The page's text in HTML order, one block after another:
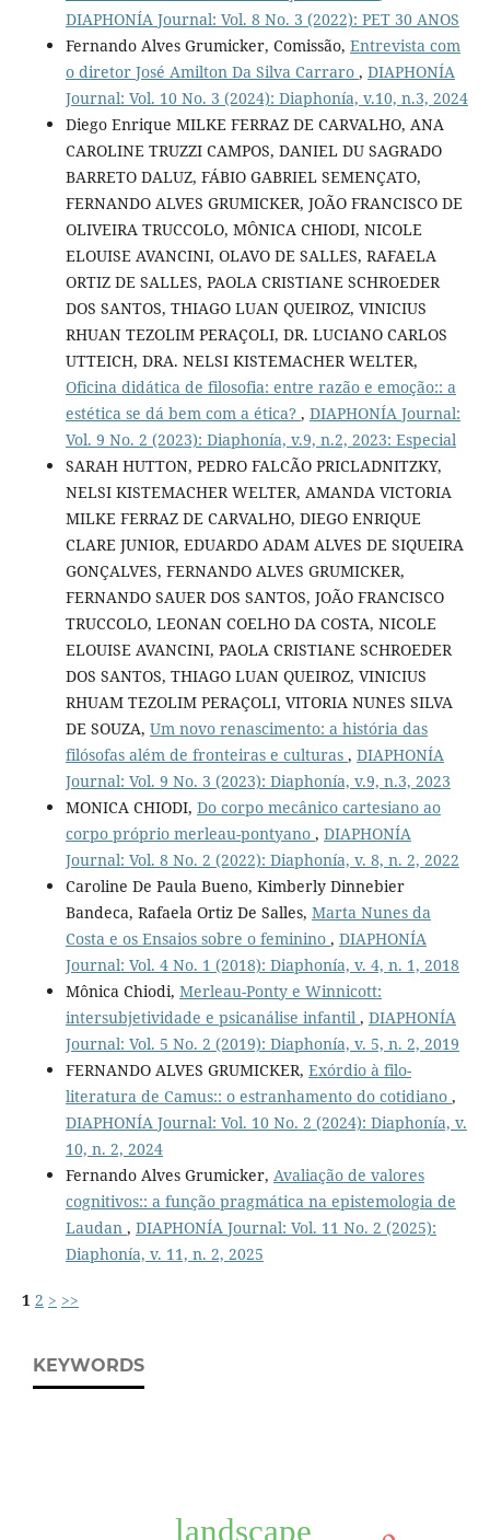
DIAPHONÍA Journal: Vol. 8 No. 3 (2022): PET 30 ANOS
Fernando Alves Grumicker, Comissão, Entrevista com
o diretor José Amilton Da Silva Carraro , DIAPHONÍA
Journal: Vol. 10 No. 3 (2024): Diaphonía, v.10, n.3, 2024
Diego Enrique MILKE FERRAZ DE CARVALHO, ANA
CAROLINE TRUZZI CAMPOS, DANIEL DU SAGRADO
BARRETO DALUZ, FÁBIO GABRIEL SEMENÇATO,
FERNANDO ALVES GRUMICKER, JOÃO FRANCISCO DE
OLIVEIRA TRUCCOLO, MÔNICA CHIODI, NICOLE
ELOUISE AVANCINI, OLAVO DE SALLES, RAFAELA
ORTIZ DE SALLES, PAOLA CRISTIANE SCHROEDER
DOS SANTOS, THIAGO LUAN QUEIROZ, VINICIUS
RHUAN TEZOLIM PERAÇOLI, DR. LUCIANO CARLOS
UTTEICH, DRA. NELSI KISTEMACHER WELTER,
Oficina didática de filosofia: entre razão e emoção:: a
estética se dá bem com a ética? , DIAPHONÍA Journal:
Vol. 9 No. 2 (2023): Diaphonía, v.9, n.2, 2023: Especial
SARAH HUTTON, PEDRO FALCÃO PRICLADNITZKY,
NELSI KISTEMACHER WELTER, AMANDA VICTORIA
MILKE FERRAZ DE CARVALHO, DIEGO ENRIQUE
CLARE JUNIOR, EDUARDO ADAM ALVES DE SIQUEIRA
GONÇALVES, FERNANDO ALVES GRUMICKER,
FERNANDO SAUER DOS SANTOS, JOÃO FRANCISCO
TRUCCOLO, LEONAN COELHO DA COSTA, NICOLE
ELOUISE AVANCINI, PAOLA CRISTIANE SCHROEDER
DOS SANTOS, THIAGO LUAN QUEIROZ, VINICIUS
RHUAM TEZOLIM PERAÇOLI, VITORIA NUNES SILVA
DE SOUZA, Um novo renascimento: a história das
filósofas além de fronteiras e culturas , DIAPHONÍA
Journal: Vol. 9 No. 3 (2023): Diaphonía, v.9, n.3, 2023
MONICA CHIODI, Do corpo mecânico cartesiano ao
corpo próprio merleau-pontyano , DIAPHONÍA
Journal: Vol. 8 No. 2 (2022): Diaphonía, v. 8, n. 2, 2022
Caroline De Paula Bueno, Kimberly Dinnebier
Bandeca, Rafaela Ortiz De Salles, Marta Nunes da
Costa e os Ensaios sobre o feminino , DIAPHONÍA
Journal: Vol. 4 No. 1 (2018): Diaphonía, v. 4, n. 1, 2018
Mônica Chiodi, Merleau-Ponty e Winnicott:
intersubjetividade e psicanálise infantil , DIAPHONÍA
Journal: Vol. 5 No. 2 (2019): Diaphonía, v. 5, n. 2, 2019
FERNANDO ALVES GRUMICKER, Exórdio à filo-
literatura de Camus:: o estranhamento do cotidiano ,
DIAPHONÍA Journal: Vol. 10 No. 2 (2024): Diaphonía, v.
10, n. 2, 2024
Fernando Alves Grumicker, Avaliação de valores
cognitivos:: a função pragmática na epistemologia de
Laudan , DIAPHONÍA Journal: Vol. 11 No. 2 (2025):
Diaphonía, v. 11, n. 2, 2025
1 2 > >>
KEYWORDS
landscape